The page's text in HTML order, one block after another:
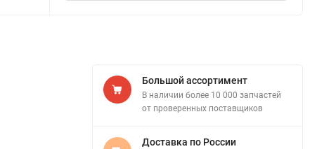
Большой ассортимент
В наличии более 10 000 запчастей
от проверенных поставщиков
Доставка по России